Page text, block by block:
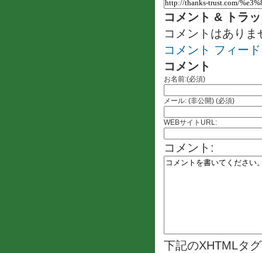
コメント & トラ
コメントはありま
コメント フィード
コメント
お名前:(必須)
メール: (非公開) (必須)
WEBサイトURL:
コメント:
下記のXHTMLタ